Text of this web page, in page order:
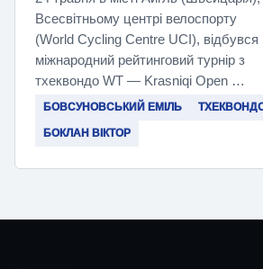
Всесвітньому центрі велоспорту
(World Cycling Centre UCI), відбувся
міжнародний рейтинговий турнір з
тхеквондо WT — Krasniqi Open …
БОВСУНОВСЬКИЙ ЕМІЛЬ
БОКЛАН ВІКТОР